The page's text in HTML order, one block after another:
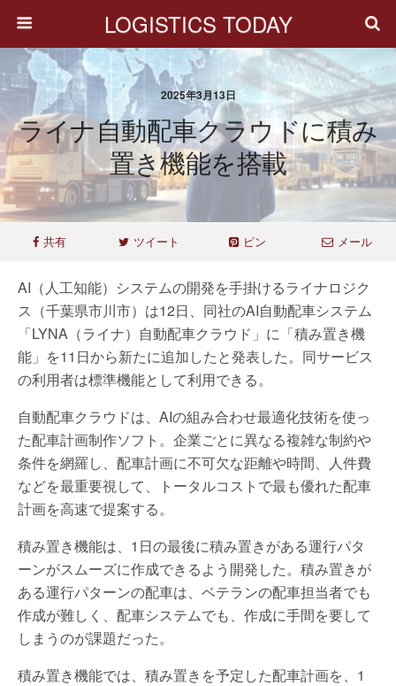
LOGISTICS TODAY
2025年3月13日
ライナ自動配車クラウドに積み
置き機能を搭載
共有 ツイート ピン メール
AI（人工知能）システムの開発を手掛けるライナロジク
ス（千葉県市川市）は12日、同社のAI自動配車システム
「LYNA（ライナ）自動配車クラウド」に「積み置き機
能」を11日から新たに追加したと発表した。同サービス
の利用者は標準機能として利用できる。
自動配車クラウドは、AIの組み合わせ最適化技術を使っ
た配車計画制作ソフト。企業ごとに異なる複雑な制約や
条件を網羅し、配車計画に不可欠な距離や時間、人件費
などを最重要視して、トータルコストで最も優れた配車
計画を高速で提案する。
積み置き機能は、1日の最後に積み置きがある運行パタ
ーンがスムーズに作成できるよう開発した。積み置きが
ある運行パターンの配車は、ベテランの配車担当者でも
作成が難しく、配車システムでも、作成に手間を要して
しまうのが課題だった。
積み置き機能では、積み置きを予定した配車計画を、1